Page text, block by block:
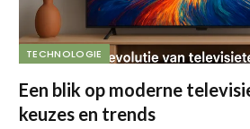
TECHNOLOGIE
Een blik op moderne
keuzes en trends